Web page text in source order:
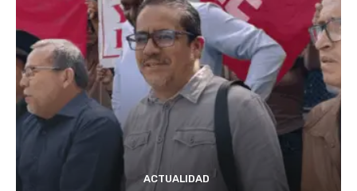
ACTUALIDAD